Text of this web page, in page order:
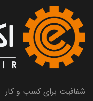
شفافیت برای کسب و کار